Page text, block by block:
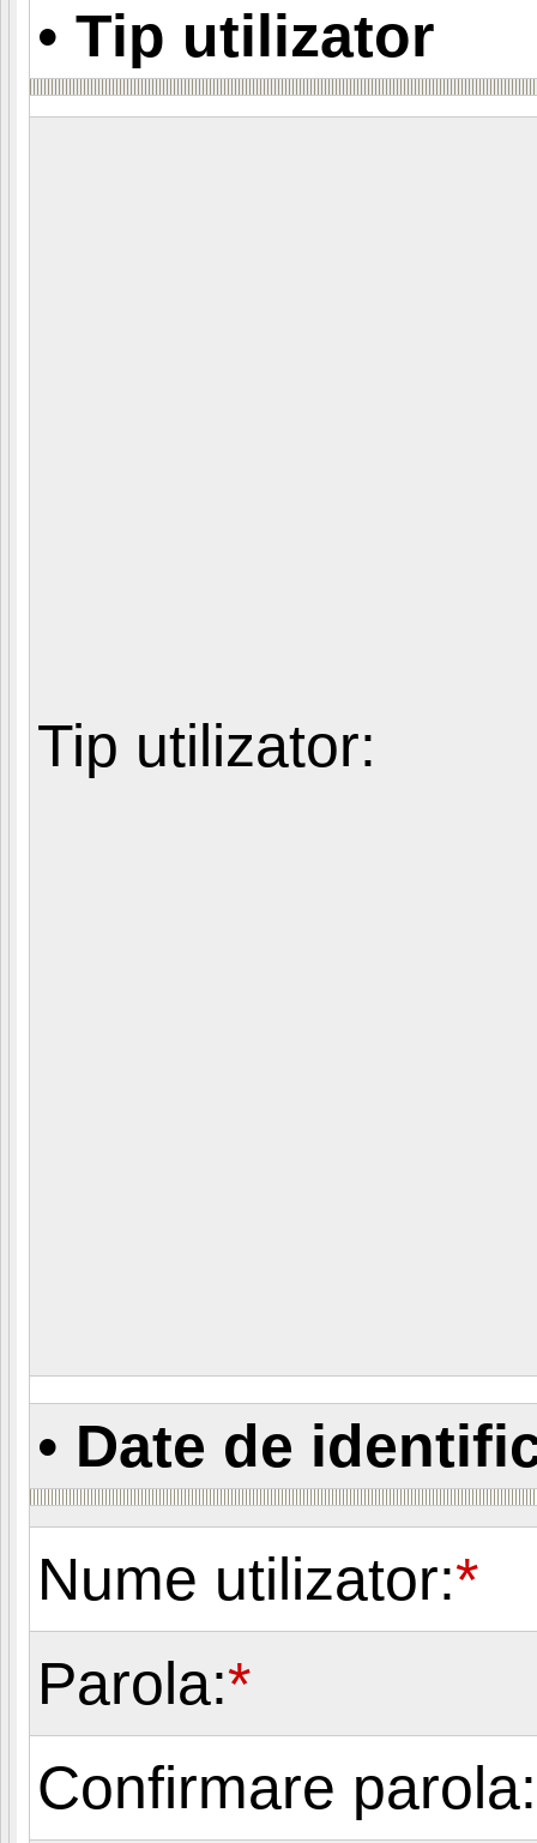
• Tip utilizator
Tip utilizator:
• Date de
Nume utilizator:*
Parola:*
Confirmare parola: